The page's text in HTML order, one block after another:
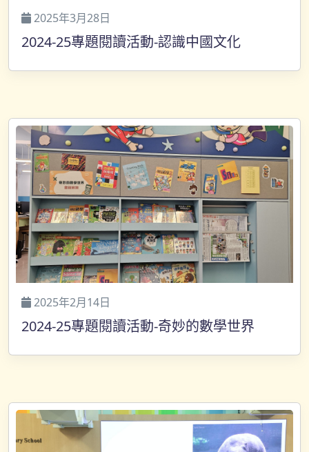
2025年3月28日
2024-25專題閱讀活動-認識中國文化
2025年2月14日
2024-25專題閱讀活動-奇妙的數學世界